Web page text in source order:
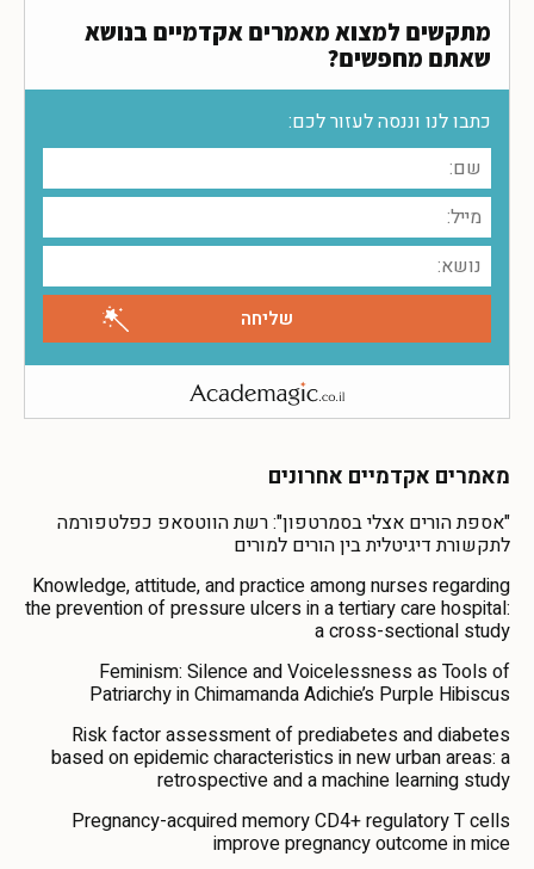
מתקשים למצוא מאמרים אקדמיים בנושא
שאתם מחפשים?
כתבו לנו וננסה לעזור לכם:
מאמרים אקדמיים אחרונים
"אספת הורים אצלי בסמרטפון": רשת הווטסאפ כפלטפורמה
לתקשורת דיגיטלית בין הורים למורים
Knowledge, attitude, and practice among nurses regarding
the prevention of pressure ulcers in a tertiary care hospital:
a cross-sectional study
Feminism: Silence and Voicelessness as Tools of
Patriarchy in Chimamanda Adichie’s Purple Hibiscus
Risk factor assessment of prediabetes and diabetes
based on epidemic characteristics in new urban areas: a
retrospective and a machine learning study
Pregnancy-acquired memory CD4+ regulatory T cells
improve pregnancy outcome in mice